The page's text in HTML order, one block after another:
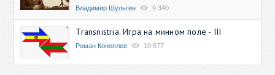
Владимир Шульгин 9 340
Transnistria. Игра на минном поле - III
Роман Коноплев 10 577